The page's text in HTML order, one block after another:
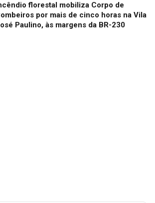
florestal mobiliza Corpo de
por mais de cinco horas na Vila
Paulino, às margens da BR-230